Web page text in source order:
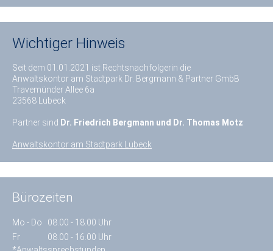
Wichtiger Hinweis
Seit dem 01.01.2021 ist Rechtsnachfolgerin die
Anwaltskontor am Stadtpark Dr. Bergmann & Partner GmbB
Travemünder Allee 6a
23568 Lübeck
Partner sind Dr. Friedrich Bergmann und Dr. Thomas Motz
Anwaltskontor am Stadtpark Lübeck
Bürozeiten
Mo - Do
08.00 - 18.00 Uhr
Fr
08.00 - 16.00 Uhr